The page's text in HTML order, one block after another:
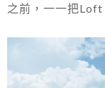
之前，一一把Loft